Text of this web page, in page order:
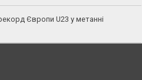
Європи U23 у метанні